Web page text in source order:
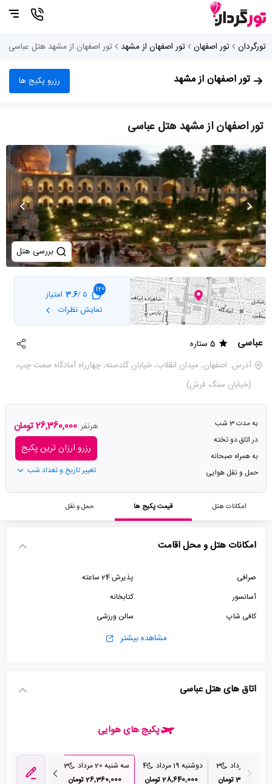
تورگردان تور اصفهان تور اصفهان از مشهد تور اصفهان از مشهد هتل عباسی
تور اصفهان از مشهد رزرو پکیج ها
تور اصفهان از مشهد هتل عباسی
بررسی هتل
120
5 /
3.6 امتیاز
نمایش نظرات
عباسی
5 ستاره
آدرس: اصفهان، میدان انقلاب، خیابان گلدسته، چهارراه آمادگاه سمت چپ،
(خیابان سنگ فرش)
به مدت 3 شب
در اتاق دو تخته
به همراه صبحانه
حمل و نقل هوایی
هرنفر 26,360,000 تومان
رزرو ارزان ترین پکیج
تغییر تاریخ و تعداد شب
امکانات هتل قیمت پکیج ها حمل و نقل
امکانات هتل و محل اقامت
صرافی
پذیرش 24 ساعته
آسانسور
کتابخانه
کافی شاپ
سالن ورزشی
استخر
مشاهده بیشتر
اتاق های هتل عباسی
پکیج های هوایی
3
36,430,000 تومان
دوشنبه 19 مرداد
4
28,640,000 تومان
سه شنبه 20 مرداد
3
26,360,000 تومان
پنج شنبه 22 مرداد
31,290,000 تومان